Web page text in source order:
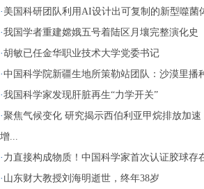
· 美国科研团队利用AI设计出可复制的新型噬菌
·我国学者重建嫦娥五号着陆区月壤完整演化史
·胡敏已任金华职业技术大学党委书记
·中国科学院新疆生地所策勒站团队：沙漠里播
·我国科学家发现肝脏再生“力学开关”
·聚焦气候变化 研究揭示西伯利亚甲烷排放加速
增...
· 力直接构成物质！中国科学家首次认证胶球存
· 山东财大教授刘海明逝世，终年38岁